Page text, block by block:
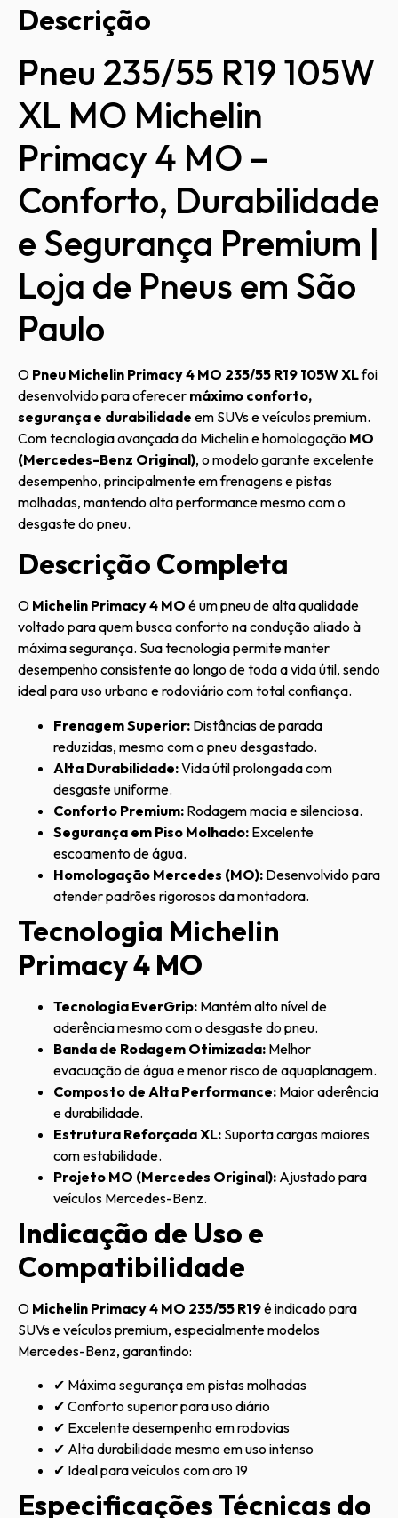
Descrição
Pneu 235/55 R19 105W
XL MO Michelin
Primacy 4 MO –
Conforto, Durabilidade
e Segurança Premium |
Loja de Pneus em São
Paulo
O Pneu Michelin Primacy 4 MO 235/55 R19 105W XLfoi
desenvolvido para oferecer máximo conforto,
segurança e durabilidade em SUVs e veículos premium.
Com tecnologia avançada da Michelin e homologação MO
(Mercedes-Benz Original), o modelo garante excelente
desempenho, principalmente em frenagens e pistas
molhadas, mantendo alta performance mesmo com o
desgaste do pneu.
Descrição Completa
O Michelin Primacy 4 MO é um pneu de alta qualidade
voltado para quem busca conforto na condução aliado à
máxima segurança. Sua tecnologia permite manter
desempenho consistente ao longo de toda a vida útil, sendo
ideal para uso urbano e rodoviário com total confiança.
Frenagem Superior: Distâncias de parada
reduzidas, mesmo com o pneu desgastado.
Alta Durabilidade:Vida útil prolongada com
desgaste uniforme.
Conforto Premium: Rodagem macia e silenciosa.
Segurança em Piso Molhado: Excelente
escoamento de água.
Homologação Mercedes (MO): Desenvolvido para
atender padrões rigorosos da montadora.
Tecnologia Michelin
Primacy 4 MO
Tecnologia EverGrip: Mantém alto nível de
aderência mesmo com o desgaste do pneu.
Banda de Rodagem Otimizada: Melhor
evacuação de água e menor risco de aquaplanagem.
Composto de Alta Performance: Maior aderência
e durabilidade.
Estrutura Reforçada XL: Suporta cargas maiores
com estabilidade.
Projeto MO (Mercedes Original): Ajustado para
veículos Mercedes-Benz.
Indicação de Uso e
Compatibilidade
O Michelin Primacy 4 MO 235/55 R19é indicado para
SUVs e veículos premium, especialmente modelos
Mercedes-Benz, garantindo:
✔ Máxima segurança em pistas molhadas
✔ Conforto superior para uso diário
✔ Excelente desempenho em rodovias
✔ Alta durabilidade mesmo em uso intenso
✔ Ideal para veículos com aro 19
Especificações Técnicas do